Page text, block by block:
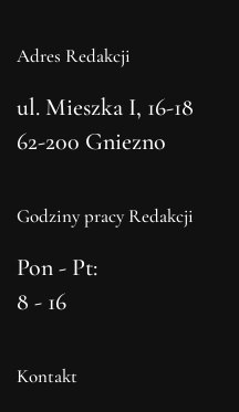
Adres Redakcji
ul. Mieszka I, 16-18
62-200 Gniezno
Godziny pracy Redakcji
Pon - Pt:
8 - 16
Kontakt